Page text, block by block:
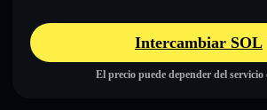
Intercambiar SOL
El precio puede depender del